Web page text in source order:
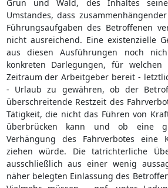
Grün und Wald, des Inhaltes
Umstandes, dass
Führungsaufgaben des Betroffenen
nicht ausreichend. Eine existenzielle
aus diesen Ausführungen noch
konkreten Darlegungen, für welchen
Zeitraum der Arbeitgeber bereit -
- Urlaub zu gewähren, ob der
überschreitende Restzeit des
Tätigkeit, die nicht das Führen von
überbrücken kann und ob eine
Verhängung des Fahrverbotes eine
ziehen würde. Die tatrichterliche
ausschließlich aus einer wenig
näher belegten Einlassung des